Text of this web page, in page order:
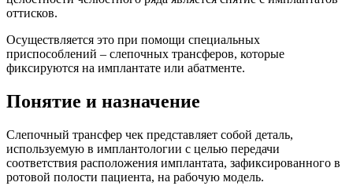
оттисков.
Осуществляется это при помощи специальных
приспособлений – слепочных трансферов, которые
фиксируются на имплантате или абатменте.
Понятие и назначение
Слепочный трансфер чек представляет собой деталь,
используемую в имплантологии с целью передачи
соответствия расположения имплантата, зафиксированного в
ротовой полости пациента, на рабочую модель.